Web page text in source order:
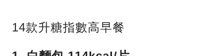
14款升糖指數高早餐